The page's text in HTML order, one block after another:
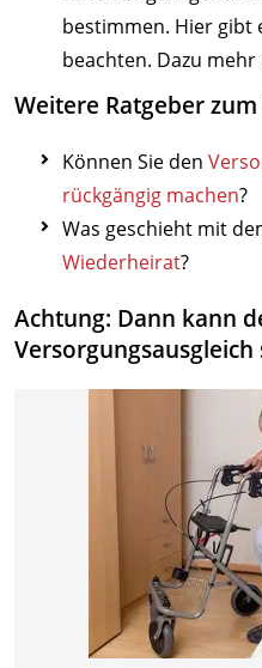
bestimmen. Hier gibt
beachten. Dazu
Weitere Ratgeber
Können Sie den
rückgängig machen?
Was geschieht mit
Wiederheirat?
Achtung: Dann kann